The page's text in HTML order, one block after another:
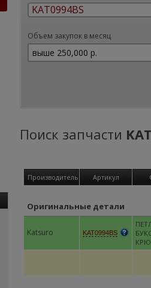
Объем закупок в месяц
Поиск запчасти
Производитель Артикул
Оригинальные детали
Katsuro KAT0994BS